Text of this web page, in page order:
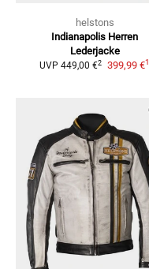
helstons
Indianapolis Herren
Lederjacke
UVP 449,00 €2 399,99 €1